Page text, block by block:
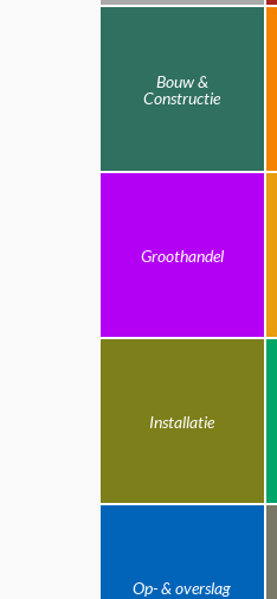
Bouw &
Constructie
Groothandel
Installatie
Op- & overslag